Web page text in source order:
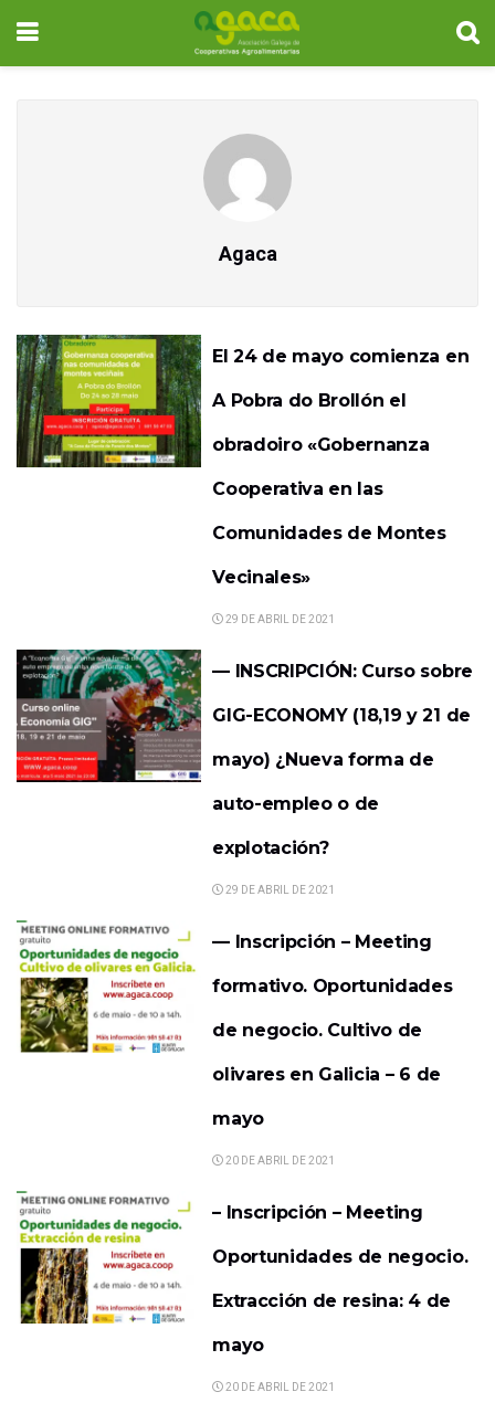
Agaca
El 24 de mayo comienza en
A Pobra do Brollón el
obradoiro «Gobernanza
Cooperativa en las
Comunidades de Montes
Vecinales»
29 DE ABRIL DE 2021
— INSCRIPCIÓN: Curso sobre
GIG-ECONOMY (18,19 y 21 de
mayo) ¿Nueva forma de
auto-empleo o de
explotación?
29 DE ABRIL DE 2021
— Inscripción – Meeting
formativo. Oportunidades
de negocio. Cultivo de
olivares en Galicia – 6 de
mayo
20 DE ABRIL DE 2021
– Inscripción – Meeting
Oportunidades de negocio.
Extracción de resina: 4 de
mayo
20 DE ABRIL DE 2021